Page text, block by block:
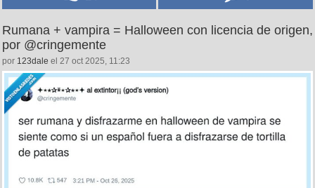
Rumana + vampira = Halloween con licencia de origen,
por @cringemente
por 123dale el 27 oct 2025, 11:23